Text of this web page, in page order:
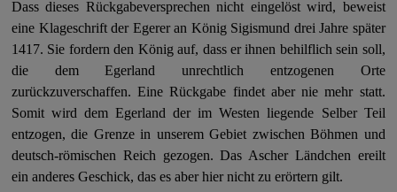
Dass dieses Rückgabeversprechen nicht eingelöst wird, beweist
eine Klageschrift der Egerer an König Sigismund drei Jahre später
1417. Sie fordern den König auf, dass er ihnen behilflich sein soll,
die dem Egerland unrechtlich entzogenen Orte
zurückzuverschaffen. Eine Rückgabe findet aber nie mehr statt.
Somit wird dem Egerland der im Westen liegende Selber Teil
entzogen, die Grenze in unserem Gebiet zwischen Böhmen und
deutsch-römischen Reich gezogen. Das Ascher Ländchen ereilt
ein anderes Geschick, das es aber hier nicht zu erörtern gilt.